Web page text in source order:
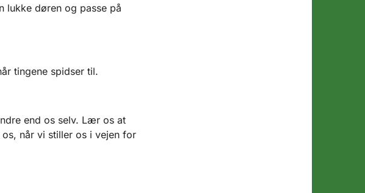
lukke døren og passe på
tingene spidser til.
end os selv. Lær os at
når vi stiller os i vejen for